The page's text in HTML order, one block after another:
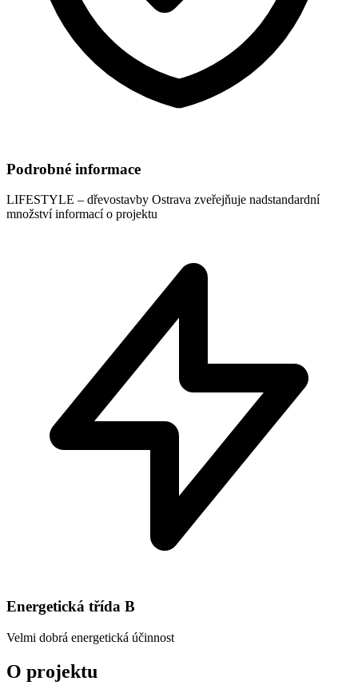
Podrobné informace
LIFESTYLE – dřevostavby Ostrava zveřejňuje nadstandardní
množství informací o projektu
Energetická třída B
Velmi dobrá energetická účinnost
O projektu